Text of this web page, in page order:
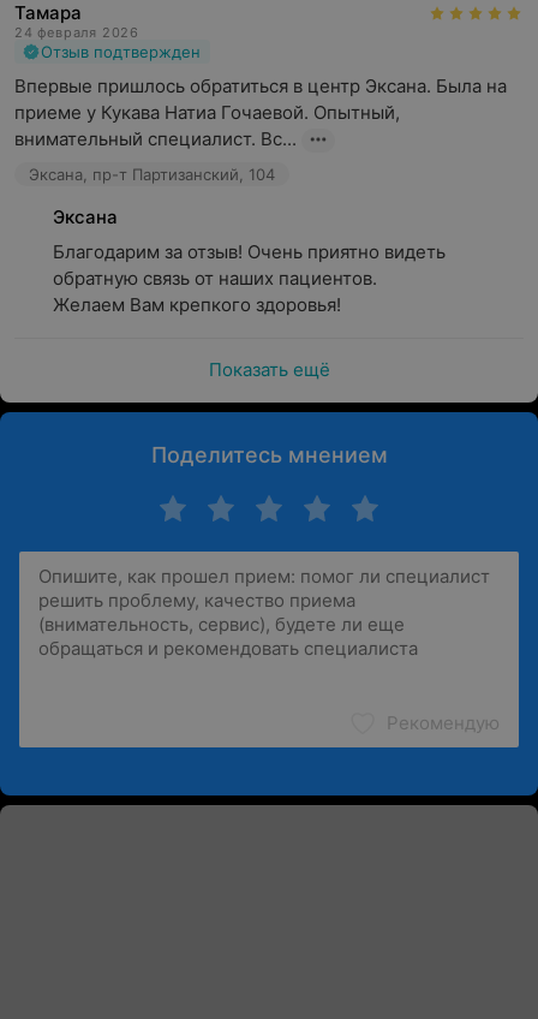
Тамара
24 февраля 2026
Отзыв подтвержден
Впервые пришлось обратиться в центр Эксана. Была на
приеме у Кукава Натиа Гочаевой. Опытный,
внимательный специалист. Вс...
Эксана, пр-т Партизанский, 104
Эксана
Благодарим за отзыв! Очень приятно видеть
обратную связь от наших пациентов.
Желаем Вам крепкого здоровья!
Показать ещё
Поделитесь мнением
Рекомендую